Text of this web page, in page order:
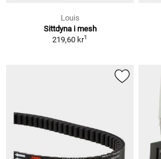
Louis
Sittdyna i mesh
219,60 kr1